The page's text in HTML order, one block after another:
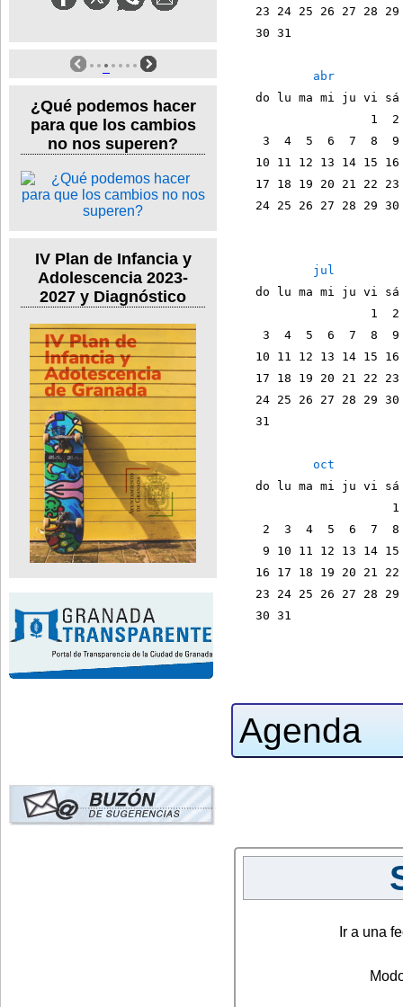
¿Qué podemos hacer
para que los cambios
no nos superen?
IV Plan de Infancia y
Adolescencia 2023-
2027 y Diagnóstico
23 24 25 26 27 28
abr
do lu ma mi ju vi
1
3  4  5  6  7  8
10 11 12 13 14 15
17 18 19 20 21 22
24 25 26 27 28 29
jul
do lu ma mi ju vi
1
3  4  5  6  7  8
10 11 12 13 14 15
17 18 19 20 21 22
24 25 26 27 28 29
oct
do lu ma mi ju vi
2  3  4  5  6  7
9 10 11 12 13 14
16 17 18 19 20 21
23 24 25 26 27 28
Agenda
Ir a una